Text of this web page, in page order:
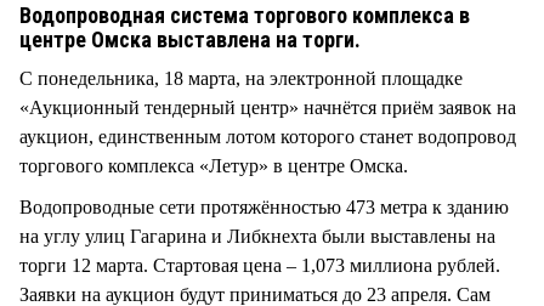
Водопроводная система торгового комплекса в
центре Омска выставлена на торги.
С понедельника, 18 марта, на электронной площадке
«Аукционный тендерный центр» начнётся приём заявок на
аукцион, единственным лотом которого станет водопровод
торгового комплекса «Летур» в центре Омска.
Водопроводные сети протяжённостью 473 метра к зданию
на углу улиц Гагарина и Либкнехта были выставлены на
торги 12 марта. Стартовая цена – 1,073 миллиона рублей.
Заявки на аукцион будут приниматься до 23 апреля. Сам